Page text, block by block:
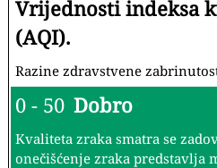
Vrijednosti indeksa
(AQI).
Razine zdravstvene
0 - 50 Dobro
Kvaliteta zraka smatra se
onečišćenje zraka